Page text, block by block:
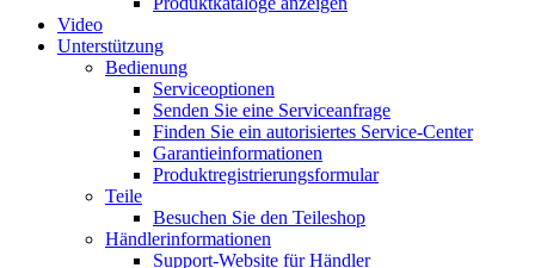
Video
Unterstützung
Bedienung
Serviceoptionen
Senden Sie eine Serviceanfrage
Finden Sie ein autorisiertes Service-Center
Garantieinformationen
Produktregistrierungsformular
Teile
Besuchen Sie den Teileshop
Händlerinformationen
Support-Website für Händler